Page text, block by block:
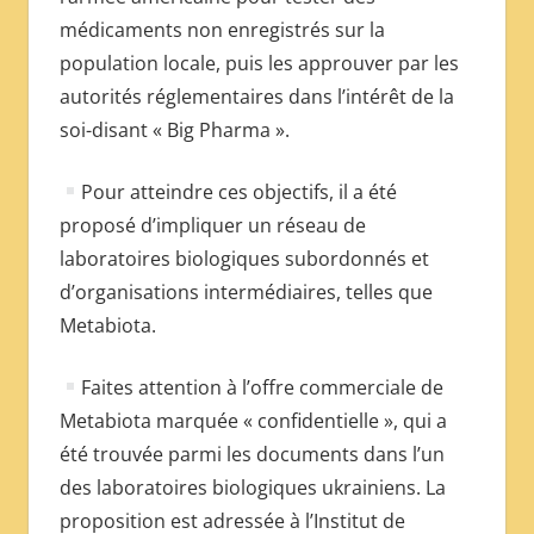
médicaments non enregistrés sur la
population locale, puis les approuver par les
autorités réglementaires dans l’intérêt de la
soi-disant « Big Pharma ».
Pour atteindre ces objectifs, il a été
proposé d’impliquer un réseau de
laboratoires biologiques subordonnés et
d’organisations intermédiaires, telles que
Metabiota.
Faites attention à l’offre commerciale de
Metabiota marquée « confidentielle », qui a
été trouvée parmi les documents dans l’un
des laboratoires biologiques ukrainiens. La
proposition est adressée à l’Institut de